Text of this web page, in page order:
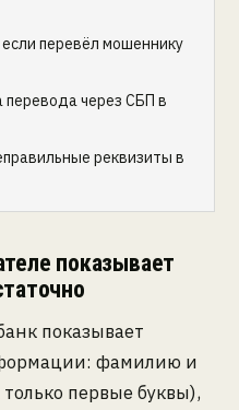
перевёл мошеннику
перевода через СБП в
реквизиты в
показывает
показывает
фамилию и
первые буквы),